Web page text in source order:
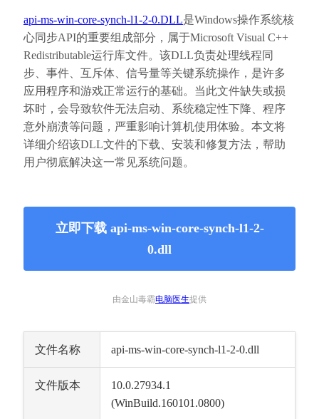
api-ms-win-core-synch-l1-2-0.DLL是Windows操作系统核
心同步API的重要组成部分，属于Microsoft Visual C++
Redistributable运行库文件。该DLL负责处理线程同
步、事件、互斥体、信号量等关键系统操作，是许多
应用程序和游戏正常运行的基础。当此文件缺失或损
坏时，会导致软件无法启动、系统稳定性下降、程序
意外崩溃等问题，严重影响计算机使用体验。本文将
详细介绍该DLL文件的下载、安装和修复方法，帮助
用户彻底解决这一常见系统问题。
立即下载 api-ms-win-core-synch-l1-2-
0.dll
由金山毒霸电脑医生提供
文件名称 api-ms-win-core-synch-l1-2-0.dll
文件版本
10.0.27934.1
(WinBuild.160101.0800)